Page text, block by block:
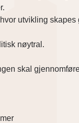
utvikling
nøytral.
skal